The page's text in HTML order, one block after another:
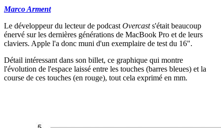
Marco Arment
Le développeur du lecteur de podcast Overcasts'était beaucoup
énervé sur les dernières générations de MacBook Pro et de leurs
claviers. Apple l'a donc muni d'un exemplaire de test du 16".
Détail intéressant dans son billet, ce graphique qui montre
l'évolution de l'espace laissé entre les touches (barres bleues) et la
course de ces touches (en rouge), tout cela exprimé en mm.